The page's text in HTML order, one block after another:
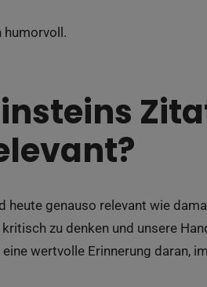
humorvoll.
genauso relevant wie
zu denken und unsere
wertvolle Erinnerung daran,